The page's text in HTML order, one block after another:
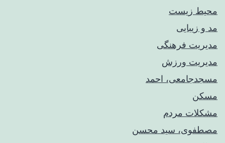
محیط زیست
مد و زیبایی
مدیریت فرهنگی
مدیریت ورزش
مسجدجامعی، احمد
مسکن
مشکلات مردم
مصطفوی، سید محسن